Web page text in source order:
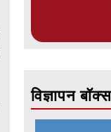
विज्ञापन बॉक्स